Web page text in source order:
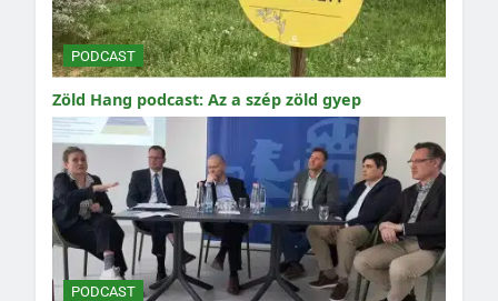
PODCAST
Zöld Hang podcast: Az a szép zöld gyep
PODCAST